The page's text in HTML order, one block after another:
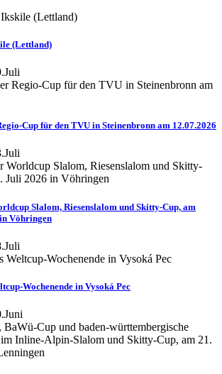
(Lettland)
Cup für den TVU in Steinenbronn am 12.07.2026
Slalom, Riesenslalom und Skitty-Cup, am
Vöhringen
Wochenende in Vysoká Pec